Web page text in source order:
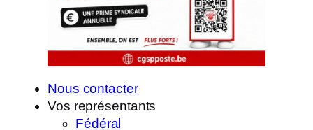
Nous contacter
Vos représentants
Fédéral